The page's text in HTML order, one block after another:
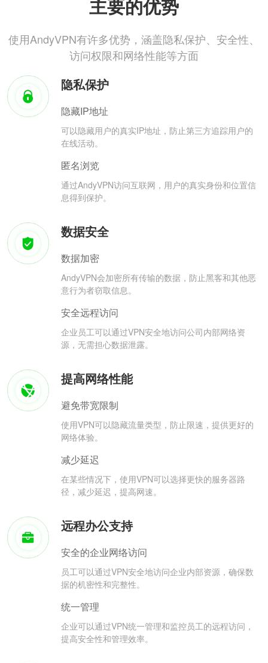
主要的优势
使用AndyVPN有许多优势，涵盖隐私保护、安全性、
访问权限和网络性能等方面
隐私保护
隐藏IP地址
可以隐藏用户的真实IP地址，防止第三方追踪用户的
在线活动。
匿名浏览
通过AndyVPN访问互联网，用户的真实身份和位置信
息得到保护。
数据安全
数据加密
AndyVPN会加密所有传输的数据，防止黑客和其他恶
意行为者窃取信息。
安全远程访问
企业员工可以通过VPN安全地访问公司内部网络资
源，无需担心数据泄露。
提高网络性能
避免带宽限制
使用VPN可以隐藏流量类型，防止限速，提供更好的
网络体验。
减少延迟
在某些情况下，使用VPN可以选择更快的服务器路
径，减少延迟，提高网速。
远程办公支持
安全的企业网络访问
员工可以通过VPN安全地访问企业内部资源，确保数
据的机密性和完整性。
统一管理
企业可以通过VPN统一管理和监控员工的远程访问，
提高安全性和管理效率。